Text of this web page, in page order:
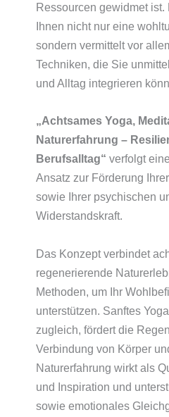
Ressourcen gewidmet
Ihnen nicht nur eine
sondern vermittelt vor
Techniken, die Sie
und Alltag integrieren
„Achtsames Yoga,
Naturerfahrung –
Berufsalltag“ verfolgt
Ansatz zur Förderung
sowie Ihrer psychischen
Widerstandskraft.
Das Konzept verbindet
regenerierende
Methoden, um Ihr
unterstützen. Sanftes
zugleich, fördert die
Verbindung von Körper
Naturerfahrung wirkt als
und Inspiration und
sowie emotionales